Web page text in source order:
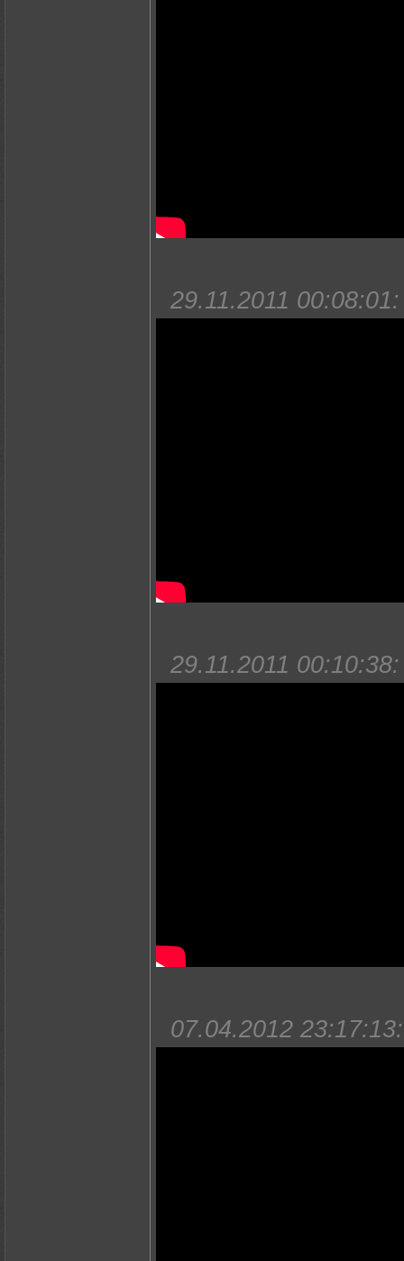
29.11.2011 00:08:01:
29.11.2011 00:10:38:
07.04.2012 23:17:13: